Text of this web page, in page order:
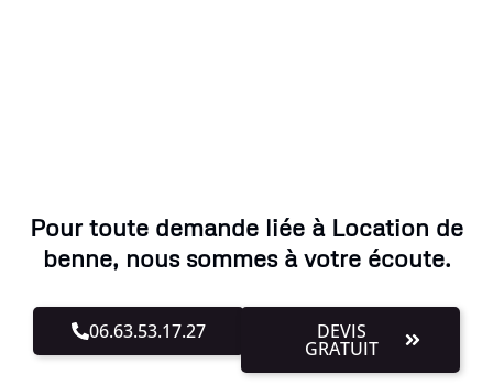
Pour toute demande liée à Location de
benne, nous sommes à votre écoute.
06.63.53.17.27 DEVIS
GRATUIT